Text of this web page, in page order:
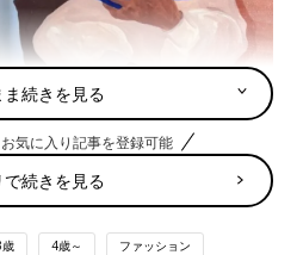
ま続きを見る
気に入り記事を登録可能
で続きを見る
4歳～ ファッション